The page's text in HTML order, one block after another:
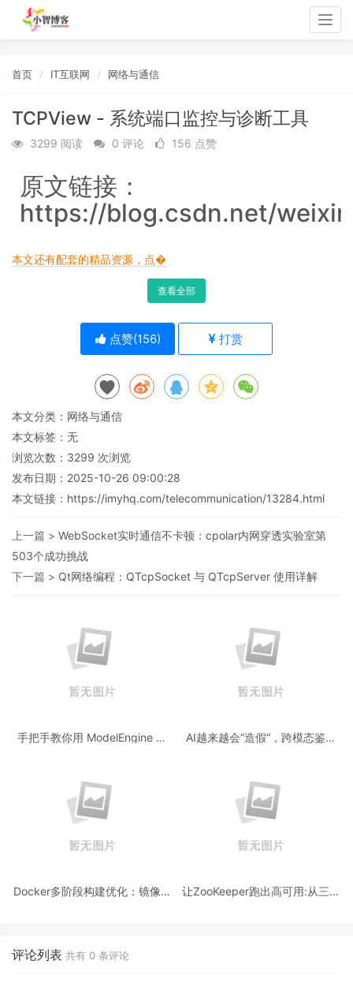
首页 IT互联网 网络与通信
TCPView - 系统端口监控与诊断工具
3299 阅读 0 评论 156 点赞
原文链接：
https://blog.csdn.net/
本文还有配套的精品资源，点�
查看全部
点赞(156) 打赏
本文分类： 网络与通信
本文标签：无
浏览次数： 3299 次浏览
发布日期：2025-10-26 09:00:28
本文链接： https://imyhq.com/telecommunication/13284.html
上一篇 > WebSocket实时通信不卡顿：cpolar内网穿透实验室第
503个成功挑战
下一篇 > Qt网络编程：QTcpSocket 与 QTcpServer 使用详解
手把手教你用 ModelEngine 打
AI越来越会“造假“，跨模态鉴伪
Docker多阶段构建优化：镜像体
让ZooKeeper跑出高可用:从三节
评论列表 共有 0 条评论